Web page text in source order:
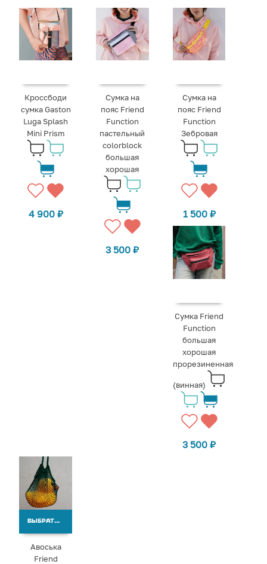
Кроссбоди
сумка Gaston
Luga Splash
Mini Prism
4 900 ₽
Сумка на
пояс Friend
Function
пастельный
colorblock
большая
хорошая
3 500₽
Сумка на
пояс Friend
Function
Зебровая
1 500 ₽
Сумка Friend
Function
большая
хорошая
прорезиненная
(винная)
3 500₽
ВЫБРАТЬ ВАРИАНТЫ
Авоська
Friend